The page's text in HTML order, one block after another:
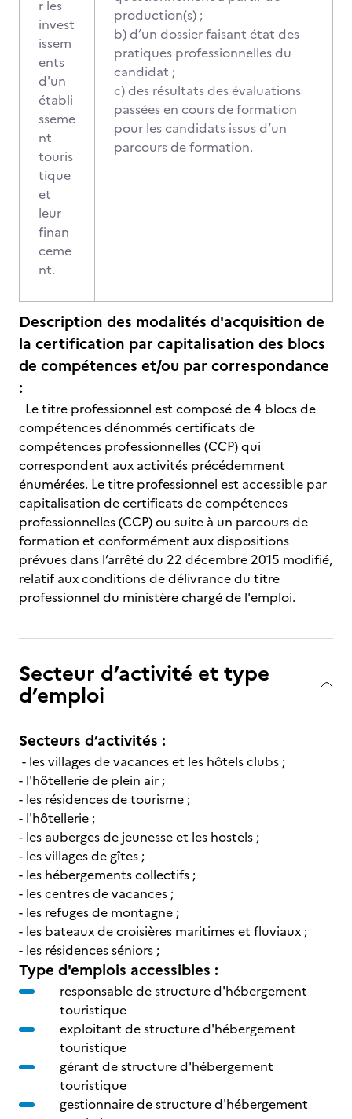
r les
invest
issem
ents
d'un
établi
sseme
nt
touris
tique
et
leur
finan
ceme
nt.
production(s) ;
b) d’un dossier faisant état des
pratiques professionnelles du
candidat ;
c) des résultats des évaluations
passées en cours de formation
pour les candidats issus d’un
parcours de formation.
Description des modalités d'acquisition de
la certification par capitalisation des blocs
de compétences et/ou par correspondance
:
Le titre professionnel est composé de 4 blocs de
compétences dénommés certificats de
compétences professionnelles (CCP) qui
correspondent aux activités précédemment
énumérées. Le titre professionnel est accessible par
capitalisation de certificats de compétences
professionnelles (CCP) ou suite à un parcours de
formation et conformément aux dispositions
prévues dans l’arrêté du 22 décembre 2015 modifié,
relatif aux conditions de délivrance du titre
professionnel du ministère chargé de l'emploi.
Secteur d’activité et type
d’emploi
Secteurs d’activités :
- les villages de vacances et les hôtels clubs ;
- l'hôtellerie de plein air ;
- les résidences de tourisme ;
- l'hôtellerie ;
- les auberges de jeunesse et les hostels ;
- les villages de gîtes ;
- les hébergements collectifs ;
- les centres de vacances ;
- les refuges de montagne ;
- les bateaux de croisières maritimes et fluviaux ;
- les résidences séniors ;
Type d'emplois accessibles :
responsable de structure d'hébergement
touristique
exploitant de structure d'hébergement
touristique
gérant de structure d'hébergement
touristique
gestionnaire de structure d'hébergement